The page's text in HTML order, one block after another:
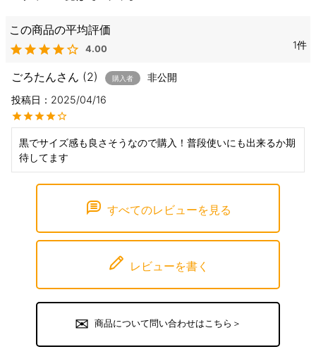
4.00 1
ごろたん 2 購入者
非公開
投稿日
2025/04/16
黒でサイズ感も良さそうなので購入！普段使いにも出来るか期
待してます
すべてのレビューを見る
レビューを書く
商品について問い合わせはこちら＞